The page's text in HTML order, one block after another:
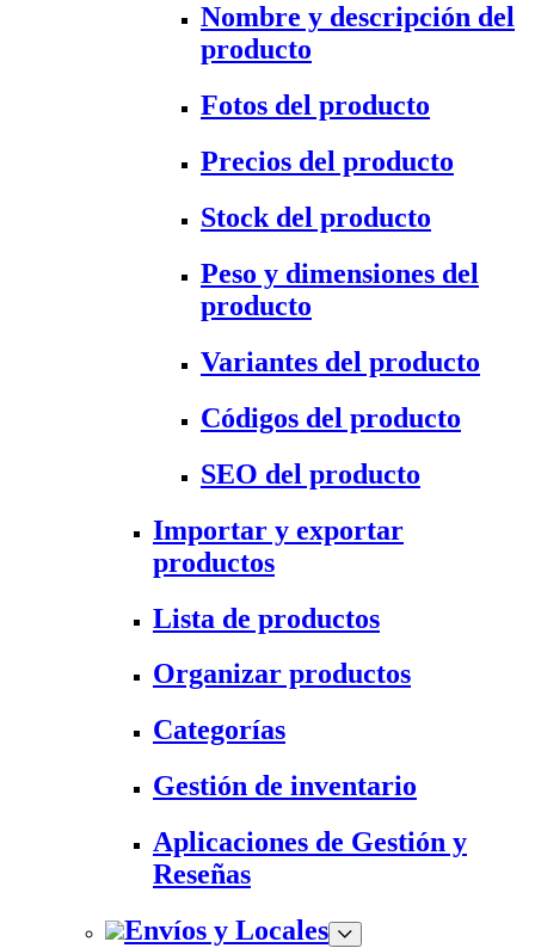
Nombre y descripción del
producto
Fotos del producto
Precios del producto
Stock del producto
Peso y dimensiones del
producto
Variantes del producto
Códigos del producto
SEO del producto
Importar y exportar
productos
Lista de productos
Organizar productos
Categorías
Gestión de inventario
Aplicaciones de Gestión y
Reseñas
Envíos y Locales